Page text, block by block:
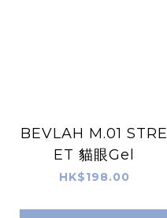
BEVLAH M.01 STRE
ET 貓眼Gel
HK$198.00